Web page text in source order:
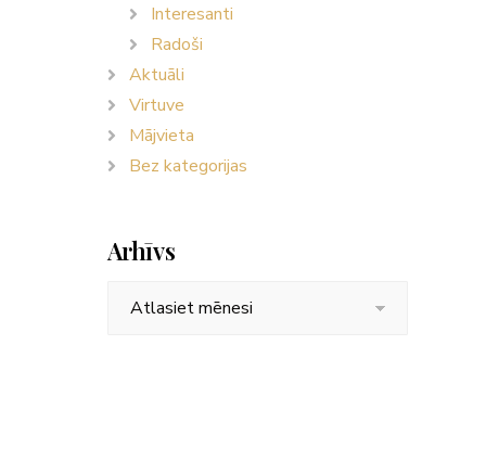
Interesanti
Radoši
Aktuāli
Virtuve
Mājvieta
Bez kategorijas
Arhīvs